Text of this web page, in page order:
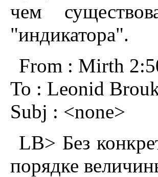
чем
"индикатора".
From : Mirth
To : Leonid
Subj : <none>
LB> Без
порядке